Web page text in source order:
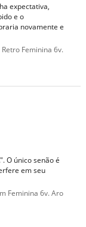
expectativa,
e o
novamente e
Feminina 6v.
O único senão é
em seu
Feminina 6v. Aro